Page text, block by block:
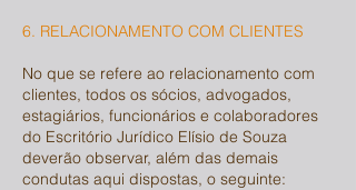
6. RELACIONAMENTO COM CLIENTES
No que se refere ao relacionamento com
clientes, todos os sócios, advogados,
estagiários, funcionários e colaboradores
do Escritório Jurídico Elísio de Souza
deverão observar, além das demais
condutas aqui dispostas, o seguinte: